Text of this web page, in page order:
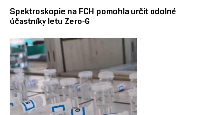
Spektroskopie na FCH pomohla určit odolné
účastníky letu Zero-G